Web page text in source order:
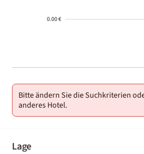
0.00 €
01-02
Bitte ändern Sie die Suchkriterien
anderes Hotel.
Lage